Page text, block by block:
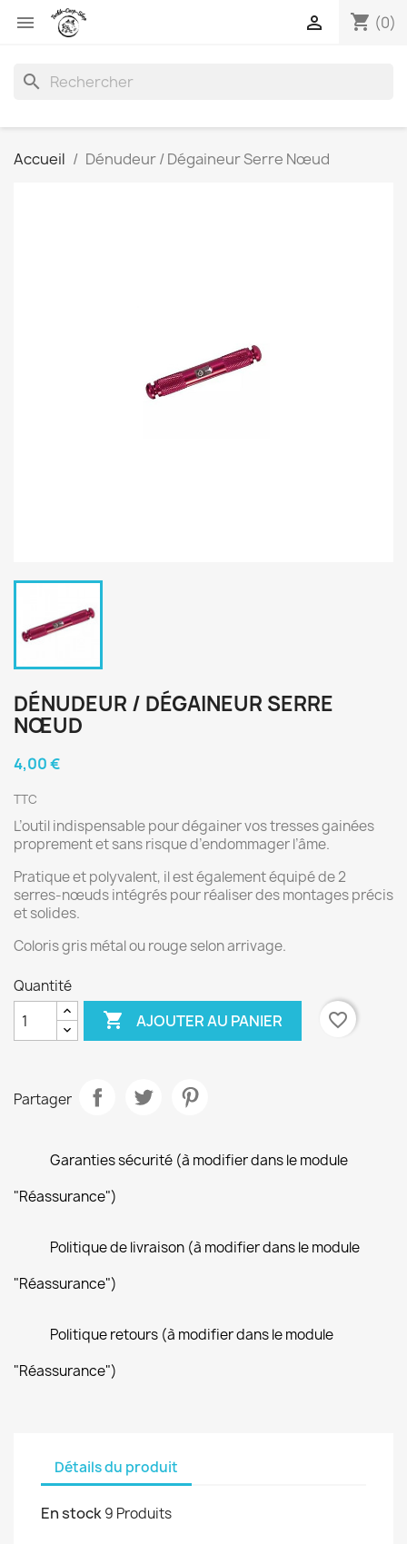
 shopping_cart (0)

search
Accueil Dénudeur / Dégaineur Serre Nœud
DÉNUDEUR / DÉGAINEUR SERRE
NŒUD
4,00 €
TTC
L’outil indispensable pour dégainer vos tresses gainées
proprement et sans risque d’endommager l’âme.
Pratique et polyvalent, il est également équipé de 2
serres-nœuds intégrés pour réaliser des montages précis
et solides.
Coloris gris métal ou rouge selon arrivage.
Quantité
 AJOUTER AU PANIER favorite_border
Partager
Garanties sécurité (à modifier dans le module
"Réassurance")
Politique de livraison (à modifier dans le module
"Réassurance")
Politique retours (à modifier dans le module
"Réassurance")
Détails du produit
En stock9 Produits